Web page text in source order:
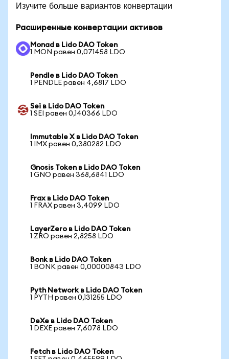
Изучите больше вариантов конвертации
Расширенные конвертации активов
Monad в Lido DAO Token
1 MON равен 0,071458 LDO
Pendle в Lido DAO Token
1 PENDLE равен 4,6817 LDO
Sei в Lido DAO Token
1 SEI равен 0,140366 LDO
Immutable X в Lido DAO Token
1 IMX равен 0,380282 LDO
Gnosis Token в Lido DAO Token
1 GNO равен 368,6841 LDO
Frax в Lido DAO Token
1 FRAX равен 3,4099 LDO
LayerZero в Lido DAO Token
1 ZRO равен 2,8258 LDO
Bonk в Lido DAO Token
1 BONK равен 0,00000843 LDO
Pyth Network в Lido DAO Token
1 PYTH равен 0,131255 LDO
DeXe в Lido DAO Token
1 DEXE равен 7,6078 LDO
Fetch в Lido DAO Token